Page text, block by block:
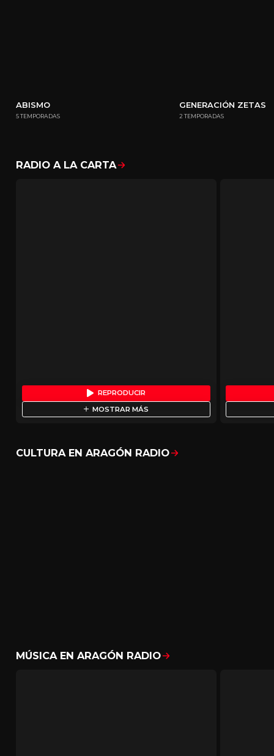
ABISMO
5 TEMPORADAS
GENERACIÓN ZETAS
2 TEMPORADAS
RADIO A LA CARTAMostrar todo
REPRODUCIR
MOSTRAR MÁS
CULTURA EN ARAGÓN RADIOMostrar todo
MÚSICA EN ARAGÓN RADIO Mostrar todo